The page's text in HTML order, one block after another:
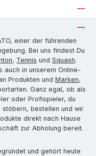
einer der führenden
Bei uns findest Du
, Tennis und Squash.
auch in unserem Online-
Produkten und Marken,
Ganz egal, ob als
oder Profispieler, du
stöbern, bestellen und wir
direkt nach Hause
zur Abholung bereit.
und gehört heute